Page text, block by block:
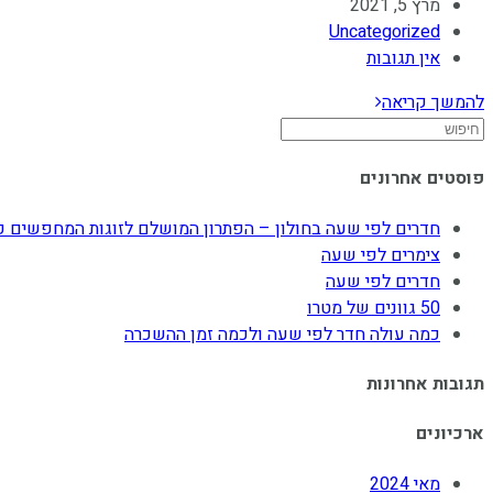
published:
מרץ 5, 2021
Post
category:
Uncategorized
Post
אין תגובות
להמשך קריאה 50
גוונים
מטרו
Search
פוסטים אחרונים
חדרים לפי שעה בחולון – הפתרון המושלם לזוגות המחפשים
צימרים לפי שעה
חדרים לפי שעה
50 גוונים של מטרו
כמה עולה חדר לפי שעה ולכמה זמן ההשכרה
תגובות אחרונות
ארכיונים
מאי 2024